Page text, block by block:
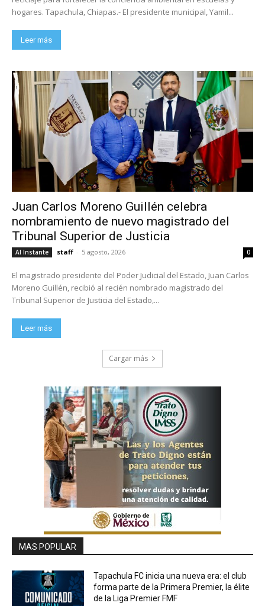
hogares. Tapachula, Chiapas.- El presidente municipal, Yamil...
Leer más
Juan Carlos Moreno Guillén celebra
nombramiento de nuevo magistrado del
Tribunal Superior de Justicia
Al Instante staff - 5 agosto, 2026 0
El magistrado presidente del Poder Judicial del Estado, Juan Carlos
Moreno Guillén, recibió al recién nombrado magistrado del
Tribunal Superior de Justicia del Estado,...
Leer más
Cargar más
MAS POPULAR
Tapachula FC inicia una nueva era: el club
forma parte de la Primera Premier, la élite
de la Liga Premier FMF